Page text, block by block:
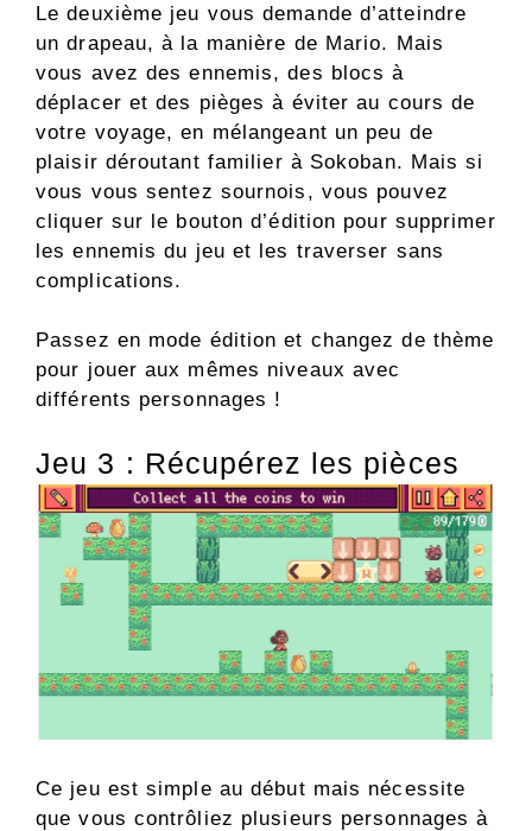
Le deuxième jeu vous demande d’atteindre
un drapeau, à la manière de Mario. Mais
vous avez des ennemis, des blocs à
déplacer et des pièges à éviter au cours de
votre voyage, en mélangeant un peu de
plaisir déroutant familier à Sokoban. Mais si
vous vous sentez sournois, vous pouvez
cliquer sur le bouton d’édition pour supprimer
les ennemis du jeu et les traverser sans
complications.
Passez en mode édition et changez de thème
pour jouer aux mêmes niveaux avec
différents personnages !
Jeu 3 : Récupérez les pièces
Ce jeu est simple au début mais nécessite
que vous contrôliez plusieurs personnages à